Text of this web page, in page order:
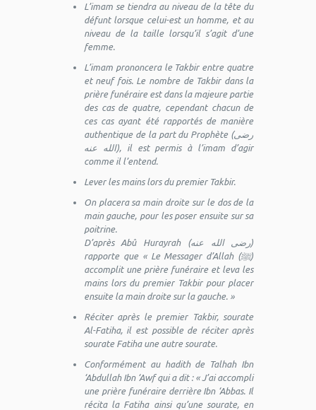
L’imam se tiendra au niveau de la tête du
défunt lorsque celui-est un homme, et au
niveau de la taille lorsqu’il s’agit d’une
femme.
L’imam prononcera le Takbir entre quatre
et neuf fois. Le nombre de Takbir dans la
prière funéraire est dans la majeure partie
des cas de quatre, cependant chacun de
ces cas ayant été rapportés de manière
authentique de la part du Prophète (رضى
الله عنه), il est permis à l’imam d’agir
comme il l’entend.
Lever les mains lors du premier Takbir.
On placera sa main droite sur le dos de la
main gauche, pour les poser ensuite sur sa
poitrine.
D’après Abû Hurayrah (رضى الله عنه)
rapporte que « Le Messager d’Allah (ﷺ)
accomplit une prière funéraire et leva les
mains lors du premier Takbir pour placer
ensuite la main droite sur la gauche. »
Réciter après le premier Takbir, sourate
Al-Fatiha, il est possible de réciter après
sourate Fatiha une autre sourate.
Conformément au hadith de Talhah Ibn
‘Abdullah Ibn ‘Awf qui a dit : « J’ai accompli
une prière funéraire derrière Ibn ‘Abbas. Il
récita la Fatiha ainsi qu’une sourate, en